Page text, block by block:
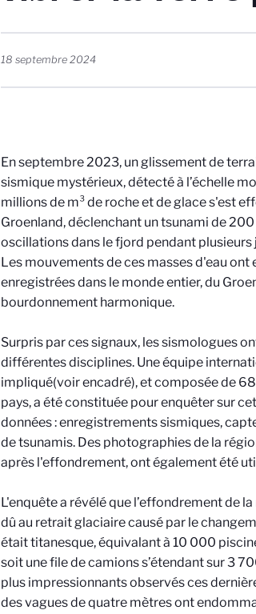
18 septembre 2024
En septembre 2023, un glissement de
sismique mystérieux, détecté à l’échelle
millions de m³ de roche et de glace s'est
Groenland, déclenchant un tsunami de
oscillations dans le fjord pendant
Les mouvements de ces masses d'eau
enregistrées dans le monde entier, du
bourdonnement harmonique.
Surpris par ces signaux, les sismologues
différentes disciplines. Une équipe
impliqué(voir encadré), et composée de
pays, a été constituée pour enquêter sur
données : enregistrements sismiques,
de tsunamis. Des photographies de la
après l'effondrement, ont également été
L'enquête a révélé que l’effondrement de
dû au retrait glaciaire causé par le
était titanesque, équivalant à 10 000
soit une file de camions s’étendant sur 3
plus impressionnants observés ces
des vagues de quatre mètres ont